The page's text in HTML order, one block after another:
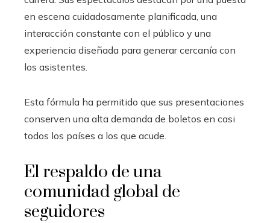
en escena cuidadosamente planificada, una
interacción constante con el público y una
experiencia diseñada para generar cercanía con
los asistentes.
Esta fórmula ha permitido que sus presentaciones
conserven una alta demanda de boletos en casi
todos los países a los que acude.
El respaldo de una
comunidad global de
seguidores